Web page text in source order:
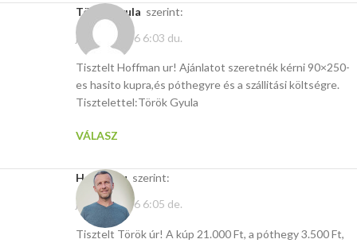
Török Gyula szerint:
július 6, 2016 6:03 du.
Tisztelt Hoffman ur! Ajánlatot szeretnék kérni 90×250-
es hasito kupra,és póthegyre és a szállitási költségre.
Tisztelettel:Török Gyula
VÁLASZ
Hasito.hu szerint:
július 8, 2016 6:05 de.
Tisztelt Török úr! A kúp 21.000 Ft, a póthegy 3.500 Ft,